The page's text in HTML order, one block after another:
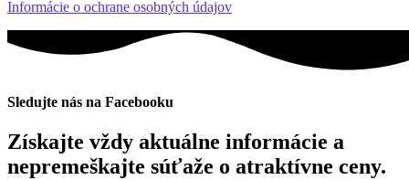
Informácie o ochrane osobných údajov
Sledujte nás na Facebooku
Získajte vždy aktuálne informácie a
nepremeškajte súťaže o atraktívne ceny.